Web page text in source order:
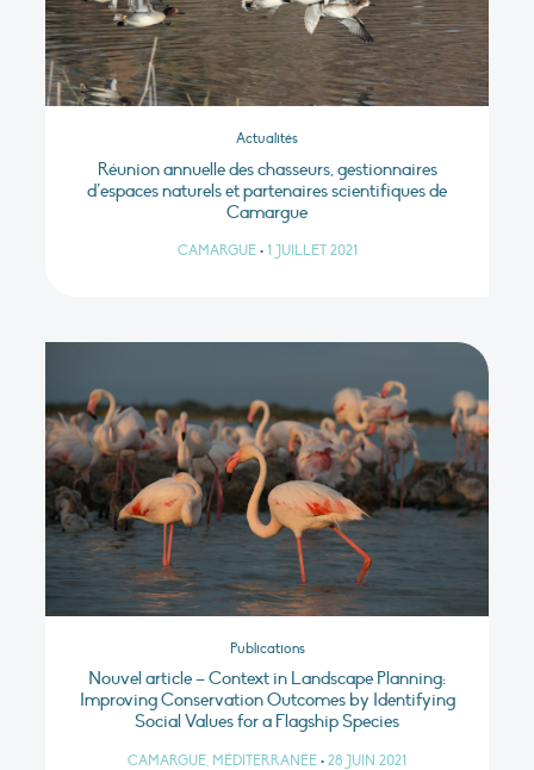
Actualités
Réunion annuelle des chasseurs, gestionnaires
d’espaces naturels et partenaires scientifiques de
Camargue
CAMARGUE • 1 JUILLET 2021
Publications
Nouvel article – Context in Landscape Planning:
Improving Conservation Outcomes by Identifying
Social Values for a Flagship Species
CAMARGUE, MÉDITERRANÉE • 28 JUIN 2021